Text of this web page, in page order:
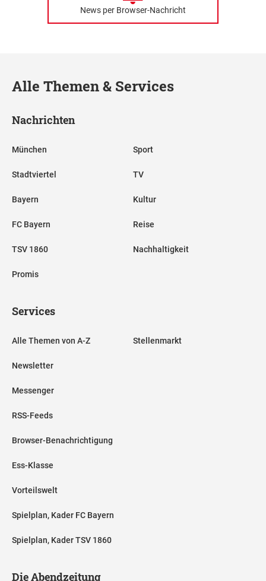
News per Browser-Nachricht
Alle Themen & Services
Nachrichten
München
Stadtviertel
Bayern
FC Bayern
TSV 1860
Promis
Sport
TV
Kultur
Reise
Nachhaltigkeit
Services
Alle Themen von A-Z
Newsletter
Messenger
RSS-Feeds
Browser-Benachrichtigung
Ess-Klasse
Vorteilswelt
Spielplan, Kader FC Bayern
Spielplan, Kader TSV 1860
Stellenmarkt
Die Abendzeitung